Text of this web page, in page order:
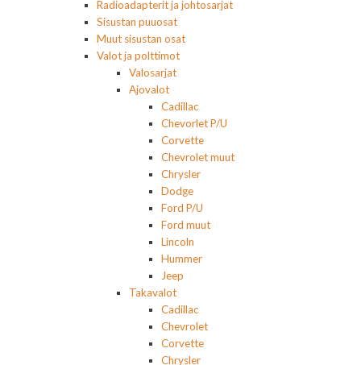
Radioadapterit ja johtosarjat
Sisustan puuosat
Muut sisustan osat
Valot ja polttimot
Valosarjat
Ajovalot
Cadillac
Chevorlet P/U
Corvette
Chevrolet muut
Chrysler
Dodge
Ford P/U
Ford muut
Lincoln
Hummer
Jeep
Takavalot
Cadillac
Chevrolet
Corvette
Chrysler